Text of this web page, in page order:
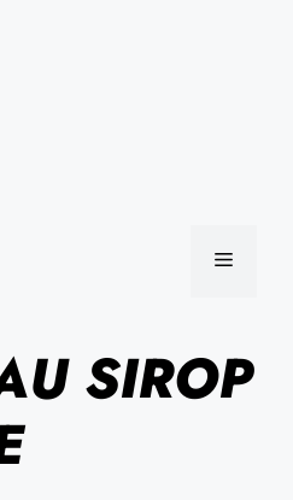
MENU
SIROP